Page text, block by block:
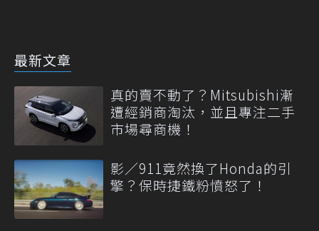
最新文章
真的賣不動了？Mitsubishi漸
遭經銷商淘汰，並且專注二手
市場尋商機！
影／911竟然換了Honda的引
擎？保時捷鐵粉憤怒了！